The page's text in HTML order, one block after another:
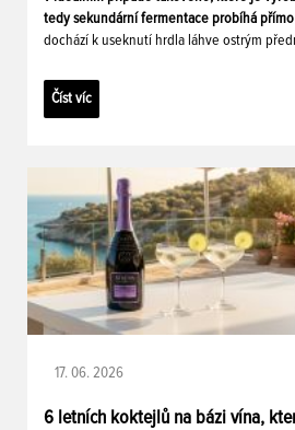
tedy sekundární fermentace probíhá
dochází k useknutí hrdla láhve ostrým
Číst víc
17. 06. 2026
6 letních koktejlů na bázi vína,